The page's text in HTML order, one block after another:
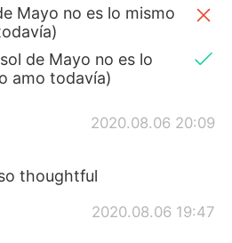
Mayo no es lo mismo
de Mayo no es lo
amo todavía)
2020.08.06 20:09
thoughtful
2020.08.06 19:47